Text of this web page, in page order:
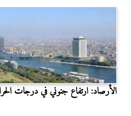
الأرصاد: ارتفاع جنوني في درجات الحرارة تصل لـ